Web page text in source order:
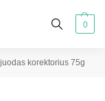
0
korektorius 75g